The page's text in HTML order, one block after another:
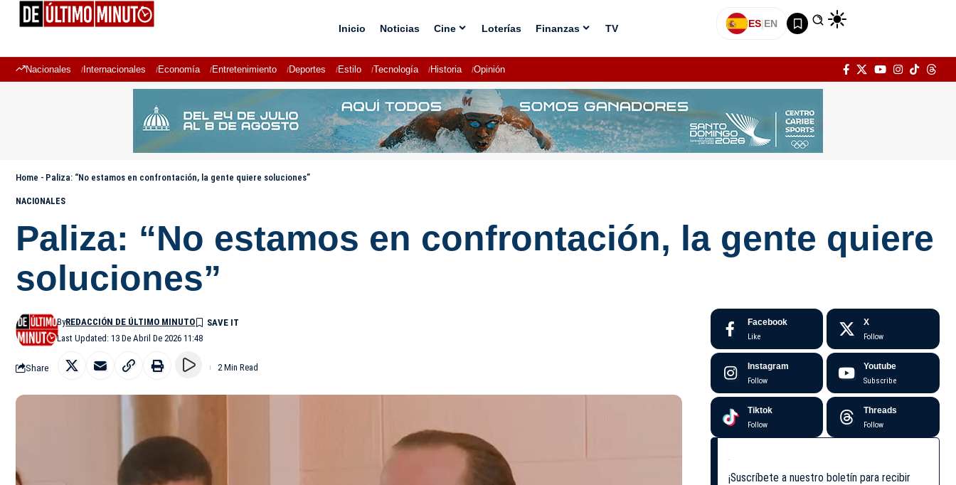
Inicio Noticias Cine Loterías Finanzas TV ES|EN
Nacionales Internacionales Economía Entretenimiento Deportes Estilo Tecnología Historia Opinión
Home - Paliza: “No estamos en confrontación, la gente quiere soluciones”
NACIONALES
Paliza: “No estamos en confrontación, la gente quiere
soluciones”
Last Updated: 13 De Abril De 2026 11:48
ByREDACCIÓN DE ÚLTIMO MINUTO
Share 2 Min Read
Facebook
Like
X
Follow
Instagram
Follow
Youtube
Subscribe
Tiktok
Follow
Threads
Follow
¡Suscríbete a nuestro boletín para recibir